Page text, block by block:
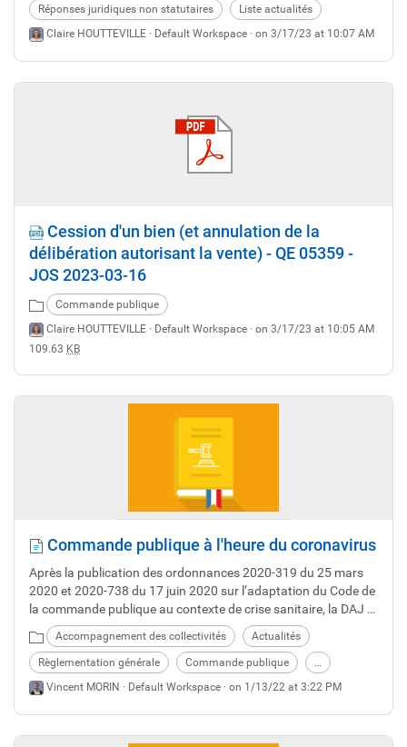
Réponses juridiques non statutaires
Liste actualités
Claire HOUTTEVILLE · Default Workspace · on 3/17/23 at 10:07 AM
Cession d'un bien (et annulation de la
délibération autorisant la vente) - QE 05359 -
JOS 2023-03-16
Commande publique
Claire HOUTTEVILLE · Default Workspace · on 3/17/23 at 10:05 AM
109.63 KB
Commande publique à l'heure du coronavirus
Après la publication des ordonnances 2020-319 du 25 mars
2020 et 2020-738 du 17 juin 2020 sur l’adaptation du Code de
la commande publique au contexte de crise sanitaire, la DAJ a
mis à jour sa fiche technique.
Accompagnement des collectivités Actualités
Règlementation générale Commande publique
…
Vincent MORIN · Default Workspace · on 1/13/22 at 3:22 PM